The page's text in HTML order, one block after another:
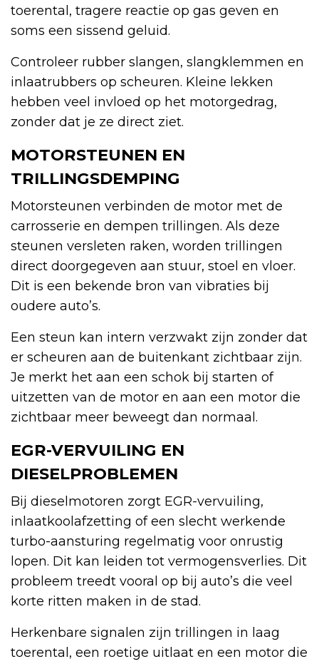
toerental, tragere reactie op gas geven en
soms een sissend geluid.
Controleer rubber slangen, slangklemmen en
inlaatrubbers op scheuren. Kleine lekken
hebben veel invloed op het motorgedrag,
zonder dat je ze direct ziet.
MOTORSTEUNEN EN
TRILLINGSDEMPING
Motorsteunen verbinden de motor met de
carrosserie en dempen trillingen. Als deze
steunen versleten raken, worden trillingen
direct doorgegeven aan stuur, stoel en vloer.
Dit is een bekende bron van vibraties bij
oudere auto’s.
Een steun kan intern verzwakt zijn zonder dat
er scheuren aan de buitenkant zichtbaar zijn.
Je merkt het aan een schok bij starten of
uitzetten van de motor en aan een motor die
zichtbaar meer beweegt dan normaal.
EGR-VERVUILING EN
DIESELPROBLEMEN
Bij dieselmotoren zorgt EGR-vervuiling,
inlaatkoolafzetting of een slecht werkende
turbo-aansturing regelmatig voor onrustig
lopen. Dit kan leiden tot vermogensverlies. Dit
probleem treedt vooral op bij auto’s die veel
korte ritten maken in de stad.
Herkenbare signalen zijn trillingen in laag
toerental, een roetige uitlaat en een motor die